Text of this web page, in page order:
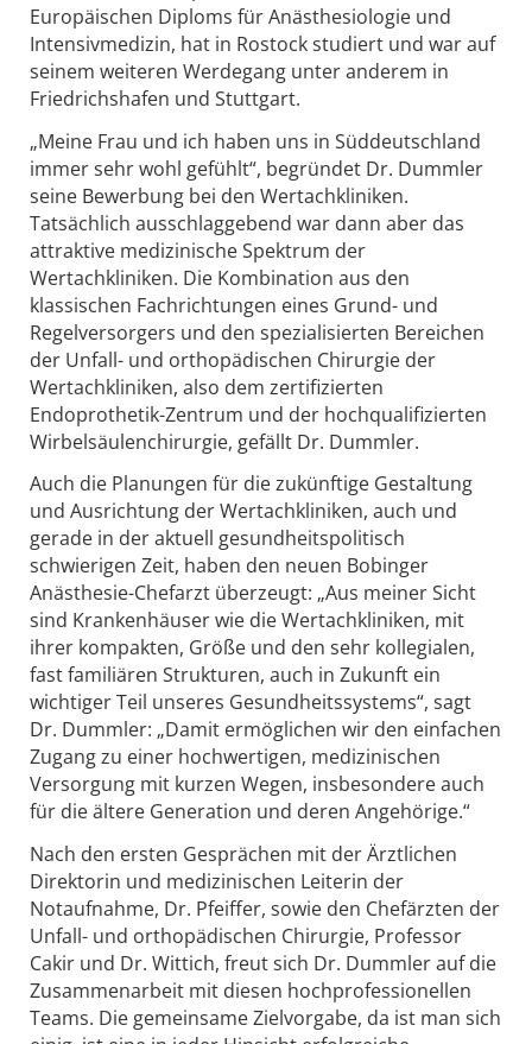
Europäischen Diploms für Anästhesiologie und
Intensivmedizin, hat in Rostock studiert und war auf
seinem weiteren Werdegang unter anderem in
Friedrichshafen und Stuttgart.
„Meine Frau und ich haben uns in Süddeutschland
immer sehr wohl gefühlt“, begründet Dr. Dummler
seine Bewerbung bei den Wertachkliniken.
Tatsächlich ausschlaggebend war dann aber das
attraktive medizinische Spektrum der
Wertachkliniken. Die Kombination aus den
klassischen Fachrichtungen eines Grund- und
Regelversorgers und den spezialisierten Bereichen
der Unfall- und orthopädischen Chirurgie der
Wertachkliniken, also dem zertifizierten
Endoprothetik-Zentrum und der hochqualifizierten
Wirbelsäulenchirurgie, gefällt Dr. Dummler.
Auch die Planungen für die zukünftige Gestaltung
und Ausrichtung der Wertachkliniken, auch und
gerade in der aktuell gesundheitspolitisch
schwierigen Zeit, haben den neuen Bobinger
Anästhesie-Chefarzt überzeugt: „Aus meiner Sicht
sind Krankenhäuser wie die Wertachkliniken, mit
ihrer kompakten, Größe und den sehr kollegialen,
fast familiären Strukturen, auch in Zukunft ein
wichtiger Teil unseres Gesundheitssystems“, sagt
Dr. Dummler: „Damit ermöglichen wir den einfachen
Zugang zu einer hochwertigen, medizinischen
Versorgung mit kurzen Wegen, insbesondere auch
für die ältere Generation und deren Angehörige.“
Nach den ersten Gesprächen mit der Ärztlichen
Direktorin und medizinischen Leiterin der
Notaufnahme, Dr. Pfeiffer, sowie den Chefärzten der
Unfall- und orthopädischen Chirurgie, Professor
Cakir und Dr. Wittich, freut sich Dr. Dummler auf die
Zusammenarbeit mit diesen hochprofessionellen
Teams. Die gemeinsame Zielvorgabe, da ist man sich